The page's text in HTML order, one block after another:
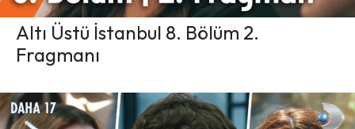
Altı Üstü İstanbul 8. Bölüm 2.
Fragmanı